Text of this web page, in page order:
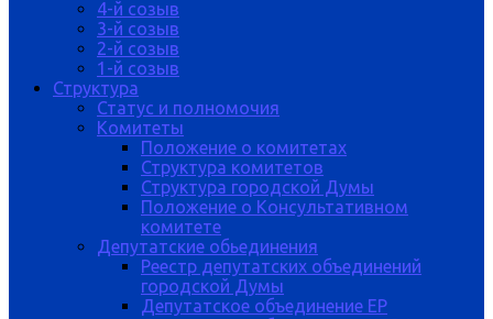
4-й созыв
3-й созыв
2-й созыв
1-й созыв
Структура
Статус и полномочия
Комитеты
Положение о комитетах
Структура комитетов
Структура городской Думы
Положение о Консультативном
комитете
Депутатские обьединения
Реестр депутатских объединений
городской Думы
Депутатское объединение ЕР